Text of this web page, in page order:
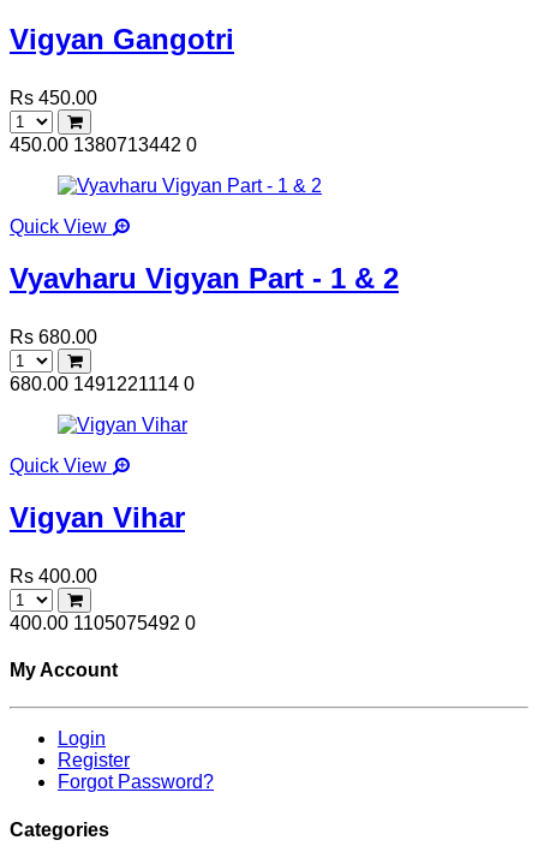
Vigyan Gangotri
Rs 450.00
450.00 1380713442 0
Quick View
Vyavharu Vigyan Part - 1 & 2
Rs 680.00
680.00 1491221114 0
Quick View
Vigyan Vihar
Rs 400.00
400.00 1105075492 0
My Account
Login
Register
Forgot Password?
Categories